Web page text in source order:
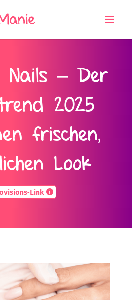
Nails – Der
2025
frischen,
Look
Link